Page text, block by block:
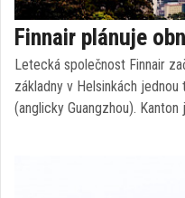
Finnair plánuje
Letecká společnost Finnair
základny v Helsinkách
(anglicky Guangzhou).